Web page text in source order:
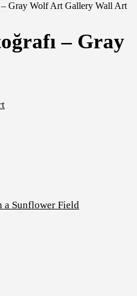
– Gray Wolf Art Gallery Wall Art
– Gray